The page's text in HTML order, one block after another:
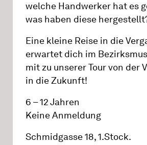
welche Handwerker hat es
was haben diese
Eine kleine Reise in die
erwartet dich im
mit zu unserer Tour von der
in die Zukunft!
6 – 12 Jahren
Keine Anmeldung
Schmidgasse 18, 1.Stock.